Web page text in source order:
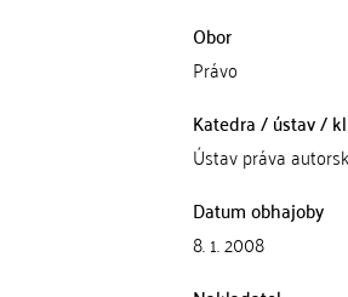
Obor
Právo
Katedra / ústav /
Ústav práva
Datum obhajoby
8. 1. 2008